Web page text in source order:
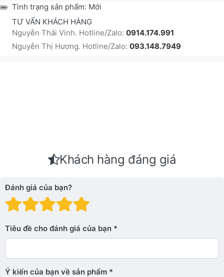
Tình trạng sản phẩm: Mới
TƯ VẤN KHÁCH HÀNG
Nguyễn Thái Vinh. Hotline/Zalo: 0914.174.991
Nguyễn Thị Hương. Hotline/Zalo: 093.148.7949
Khách hàng đáng giá
Đánh giá của bạn?
Đánh giá: 4 trên 5
Đánh giá: 3 trên 5 sao.
Đánh giá: 2 trên 5 sao.
Đánh giá: 1 trên 5 sao. Xấu
Tiêu đề cho đánh giá của bạn
Ý kiến ​​của bạn về sản phẩm